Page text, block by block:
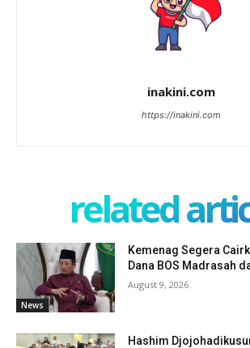
inakini.com
https://inakini.com
related
News
Kemenag Segera
Dana BOS Madrasah
August 9, 2026
Hashim